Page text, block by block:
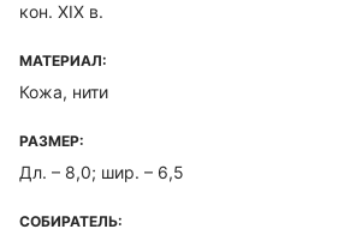
кон. XIX в.
МАТЕРИАЛ:
Кожа, нити
РАЗМЕР:
Дл. – 8,0; шир. – 6,5
СОБИРАТЕЛЬ: